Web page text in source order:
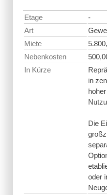
Etage
-
Art
Miete
Nebenkosten
In Kürze
in
Die
oder